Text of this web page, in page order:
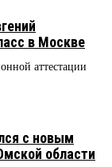
в Москве
аттестации
с новым
области